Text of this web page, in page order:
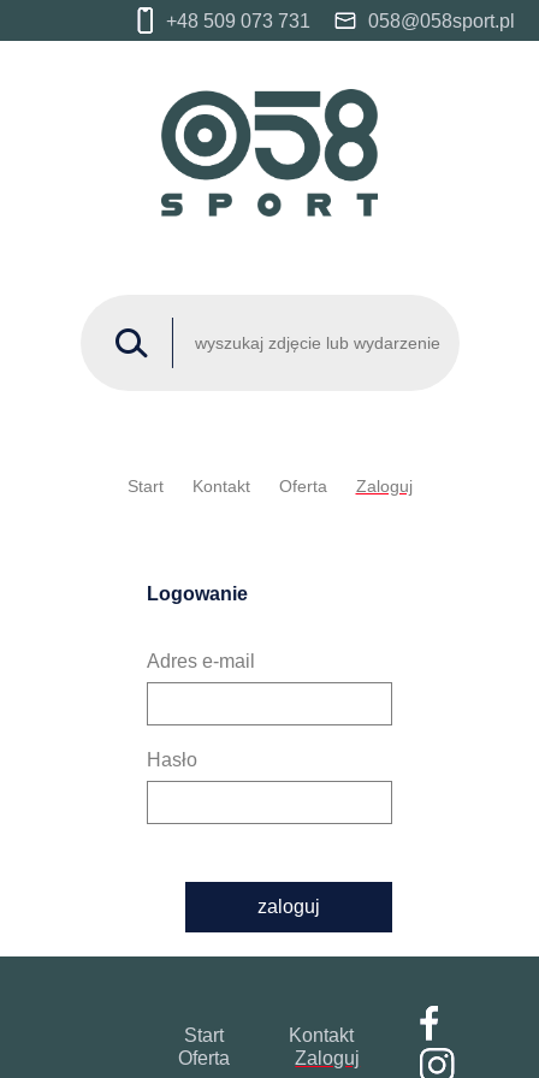
+48 509 073 731 058@058sport.pl
Start Kontakt Oferta Zaloguj
Logowanie
Adres e-mail
Hasło
zaloguj
Start
Kontakt
Oferta
Zaloguj